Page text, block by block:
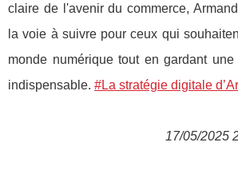
claire de l'avenir du commerce,
la voie à suivre pour ceux qui
monde numérique tout en gardant
indispensable. #La stratégie digitale
17/05/2025